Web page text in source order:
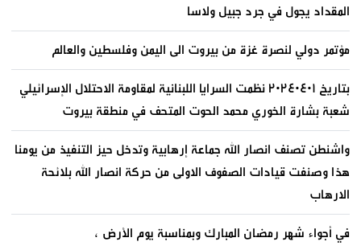
المقداد يجول في جرد جبيل ولاسا
مؤتمر دولي لنصرة غزة من بيروت الى اليمن وفلسطين والعالم
بتاريخ ٢٠٢٤٠٤٠١ نظمت السرايا اللبنانية لمقاومة الاحتلال الإسرائيلي
شعبة بشارة الخوري محمد الحوت المتحف في منطقة بيروت
واشنطن تصنف انصار الله جماعة إرهابية وتدخل حيز التنفيذ من يومنا
هذا وصنفت قيادات الصفوف الاولى من حركة انصار الله بلائحة
الارهاب
في أجواء شهر رمضان المبارك وبمناسبة يوم الأرض ،